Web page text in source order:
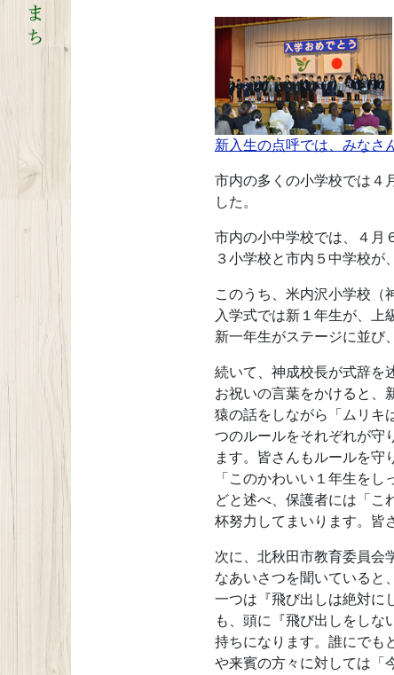
新入生の点呼では、みなさ
市内の多くの小学校では４
した。
市内の小中学校では、４月
３小学校と市内５中学校が
このうち、米内沢小学校（
入学式では新１年生が、上
新一年生がステージに並び
続いて、神成校長が式辞を
お祝いの言葉をかけると、
猿の話をしながら「ムリキ
つのルールをそれぞれが守
ます。皆さんもルールを守
「このかわいい１年生を
どと述べ、保護者には「こ
杯努力してまいります。皆
次に、北秋田市教育委員会
なあいさつを聞いていると
一つは『飛び出しは絶対に
も、頭に『飛び出しをしな
持ちになります。誰にでも
や来賓の方々に対しては「